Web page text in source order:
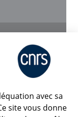
avec sa
site vous donne